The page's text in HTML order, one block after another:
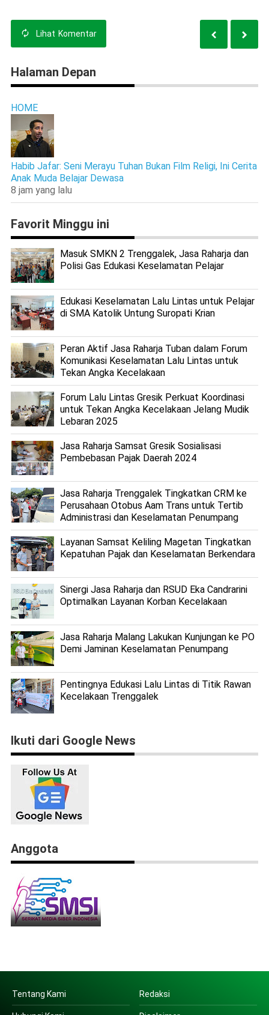
Lihat Komentar
Halaman Depan
HOME
Habib Jafar: Seni Merayu Tuhan Bukan Film Religi, Ini Cerita
Anak Muda Belajar Dewasa
8 jam yang lalu
Favorit Minggu ini
Masuk SMKN 2 Trenggalek, Jasa Raharja dan
Polisi Gas Edukasi Keselamatan Pelajar
Edukasi Keselamatan Lalu Lintas untuk Pelajar
di SMA Katolik Untung Suropati Krian
Peran Aktif Jasa Raharja Tuban dalam Forum
Komunikasi Keselamatan Lalu Lintas untuk
Tekan Angka Kecelakaan
Forum Lalu Lintas Gresik Perkuat Koordinasi
untuk Tekan Angka Kecelakaan Jelang Mudik
Lebaran 2025
Jasa Raharja Samsat Gresik Sosialisasi
Pembebasan Pajak Daerah 2024
Jasa Raharja Trenggalek Tingkatkan CRM ke
Perusahaan Otobus Aam Trans untuk Tertib
Administrasi dan Keselamatan Penumpang
Layanan Samsat Keliling Magetan Tingkatkan
Kepatuhan Pajak dan Keselamatan Berkendara
Sinergi Jasa Raharja dan RSUD Eka Candrarini
Optimalkan Layanan Korban Kecelakaan
Jasa Raharja Malang Lakukan Kunjungan ke PO
Demi Jaminan Keselamatan Penumpang
Pentingnya Edukasi Lalu Lintas di Titik Rawan
Kecelakaan Trenggalek
Ikuti dari Google News
Anggota
Tentang Kami Redaksi